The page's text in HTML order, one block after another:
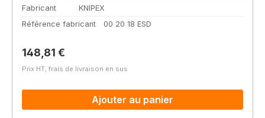
Fabricant
KNIPEX
Référence fabricant
00 20 18 ESD
Prix régulier :
148,81 €
Prix HT, frais de livraison en sus
Ajouter au panier